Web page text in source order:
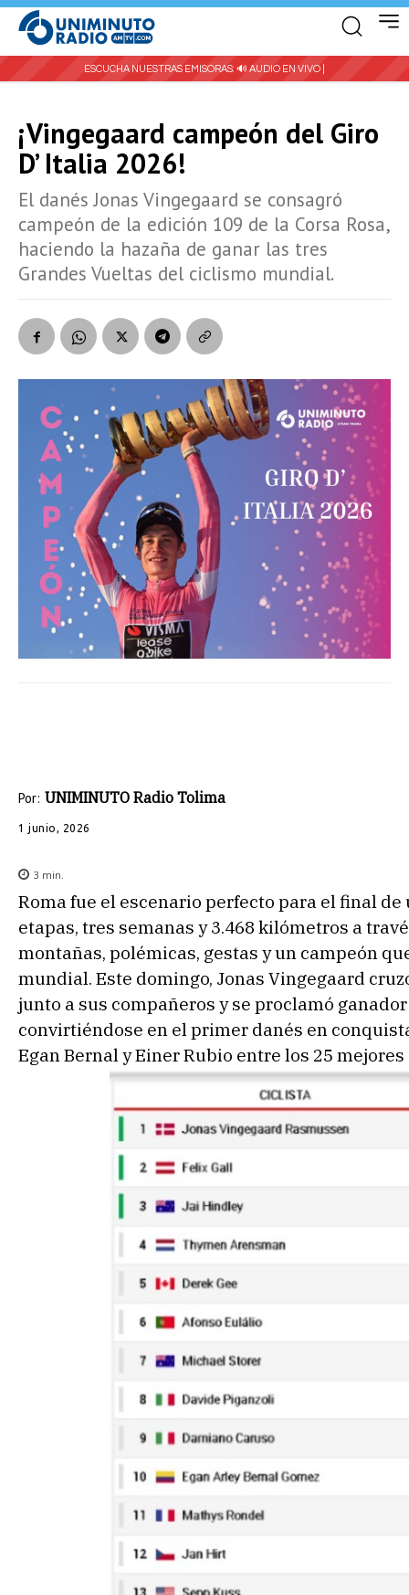
ESCUCHA NUESTRAS EMISORAS: 🔊 AUDIO EN VIVO |
¡Vingegaard campeón del Giro
D’ Italia 2026!
El danés Jonas Vingegaard se consagró
campeón de la edición 109 de la Corsa Rosa,
haciendo la hazaña de ganar las tres
Grandes Vueltas del ciclismo mundial.
Por: UNIMINUTO Radio Tolima
1 junio, 2026
3 min.
Roma fue el escenario perfecto para el final de
etapas, tres semanas y 3.468 kilómetros a
montañas, polémicas, gestas y un campeón
mundial. Este domingo, Jonas Vingegaard
junto a sus compañeros y se proclamó
convirtiéndose en el primer danés en
Egan Bernal y Einer Rubio entre los 25